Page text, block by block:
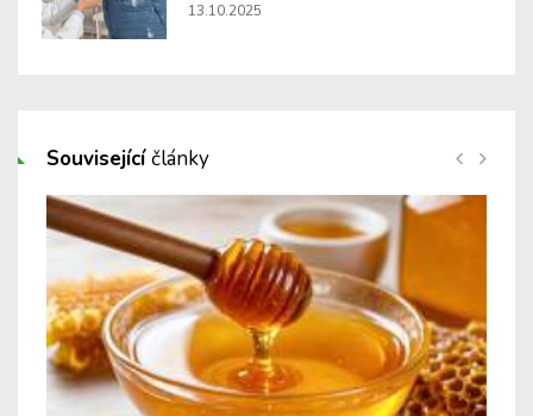
13.10.2025
Souvisejícíčlánky